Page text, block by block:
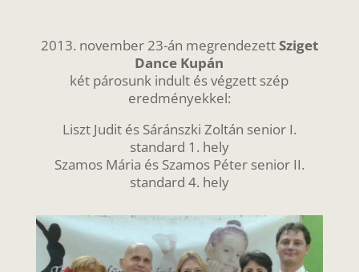
2013. november 23-án megrendezettSziget
Dance Kupán
két párosunk indult és végzett szép
eredményekkel:
Liszt Judit és Sáránszki Zoltán senior I.
standard 1. hely
Szamos Mária és Szamos Péter senior II.
standard 4. hely